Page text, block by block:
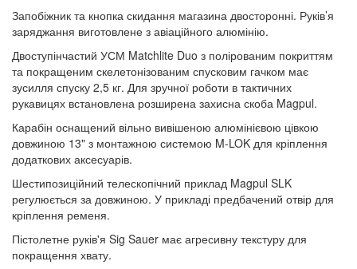
Запобіжник та кнопка скидання магазина двосторонні. Руків’я
заряджання виготовлене з авіаційного алюмінію.
Двоступінчастий УСМ Matchlite Duo з полірованим покриттям
та покращеним скелетонізованим спусковим гачком має
зусилля спуску 2,5 кг. Для зручної роботи в тактичних
рукавицях встановлена розширена захисна скоба Magpul.
Карабін оснащений вільно вивішеною алюмінієвою цівкою
довжиною 13" з монтажною системою M-LOK для кріплення
додаткових аксесуарів.
Шестипозиційний телескопічний приклад Magpul SLK
регулюється за довжиною. У прикладі предбачений отвір для
кріплення ременя.
Пістолетне руків'я Sig Sauer має агресивну текстуру для
покращення хвату.